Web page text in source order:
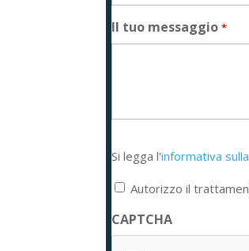
Il tuo messaggio *
legga
l'informativa
privacy
*
Si legga l'informativa
Autorizzo il
CAPTCHA